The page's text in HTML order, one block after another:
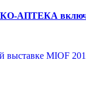
АПТЕКА